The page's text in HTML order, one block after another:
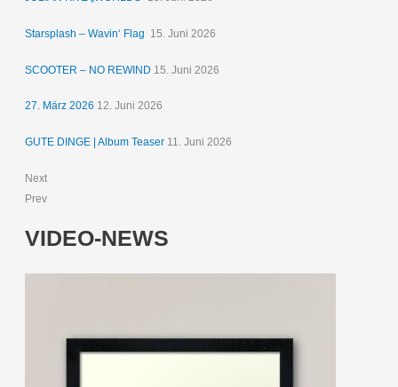
Starsplash – Wavin‘ Flag 15. Juni 2026
SCOOTER – NO REWIND 15. Juni 2026
27. März 2026 12. Juni 2026
GUTE DINGE | Album Teaser 11. Juni 2026
Next
Prev
VIDEO-NEWS